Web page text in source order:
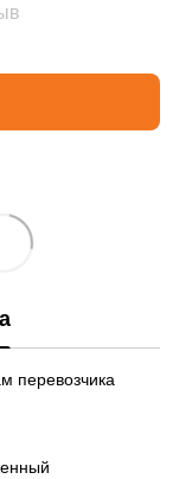
перевозчика